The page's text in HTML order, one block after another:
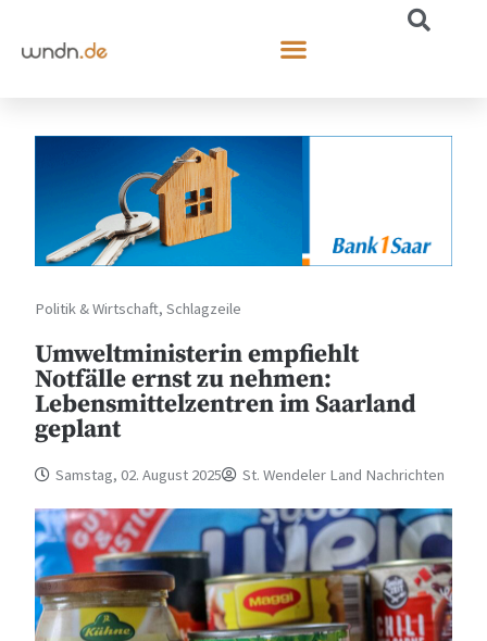
Politik & Wirtschaft,Schlagzeile
Umweltministerin empfiehlt
Notfälle ernst zu nehmen:
Lebensmittelzentren im Saarland
geplant
Samstag, 02. August 2025 St. Wendeler Land Nachrichten